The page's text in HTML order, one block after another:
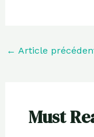
← Article
Must